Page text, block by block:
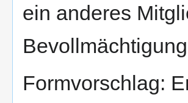
ein anderes
Formvorschlag: